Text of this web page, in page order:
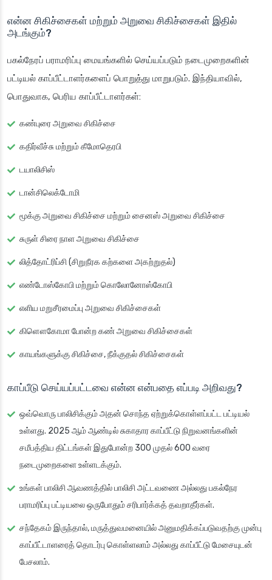
என்ன சிகிச்சைகள் மற்றும் அறுவை சிகிச்சைகள் இதில்
அடங்கும்?
பகல்நேரப் பராமரிப்பு மையங்களில் செய்யப்படும் நடைமுறைகளின்
பட்டியல் காப்பீட்டாளர்களைப் பொறுத்து மாறுபடும். இந்தியாவில்,
பொதுவாக, பெரிய காப்பீட்டாளர்கள்:
கண்புரை அறுவை சிகிச்சை
கதிர்வீச்சு மற்றும் கீமோதெரபி
டயாலிசிஸ்
டான்சிலெக்டோமி
மூக்கு அறுவை சிகிச்சை மற்றும் சைனஸ் அறுவை சிகிச்சை
சுருள் சிரை நாள அறுவை சிகிச்சை
லித்தோட்ரிப்சி (சிறுநீரக கற்களை அகற்றுதல்)
எண்டோஸ்கோபி மற்றும் கொலோனோஸ்கோபி
எளிய மறுசீரமைப்பு அறுவை சிகிச்சைகள்
கிளௌகோமா போன்ற கண் அறுவை சிகிச்சைகள்
காயங்களுக்கு சிகிச்சை, நீக்குதல் சிகிச்சைகள்
காப்பீடு செய்யப்பட்டவை என்ன என்பதை எப்படி அறிவது?
ஒவ்வொரு பாலிசிக்கும் அதன் சொந்த ஏற்றுக்கொள்ளப்பட்ட பட்டியல்
உள்ளது. 2025 ஆம் ஆண்டில் சுகாதார காப்பீட்டு நிறுவனங்களின்
சமீபத்திய திட்டங்கள் இதுபோன்ற 300 முதல் 600 வரை
நடைமுறைகளை உள்ளடக்கும்.
உங்கள் பாலிசி ஆவணத்தில் பாலிசி அட்டவணை அல்லது பகல்நேர
பராமரிப்பு பட்டியலை ஒருபோதும் சரிபார்க்கத் தவறாதீர்கள்.
சந்தேகம் இருந்தால், மருத்துவமனையில் அனுமதிக்கப்படுவதற்கு முன்பு
காப்பீட்டாளரைத் தொடர்பு கொள்ளலாம் அல்லது காப்பீட்டு மேசையுடன்
பேசலாம்.